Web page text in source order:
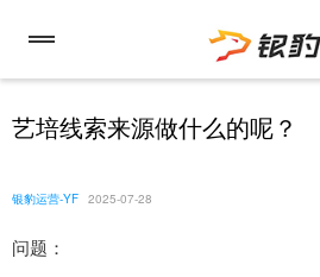
艺培线索来源做什么的呢？
银豹运营-YF 2025-07-28
问题：